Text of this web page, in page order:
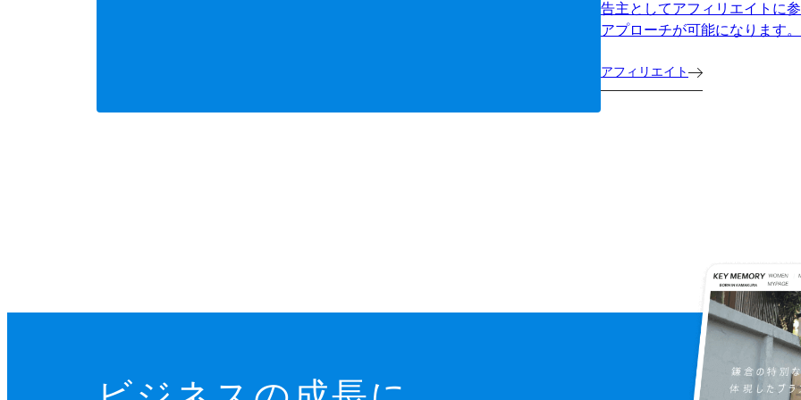
告主としてアフィリエイトに
アプローチが可能になります。
アフィリエイト